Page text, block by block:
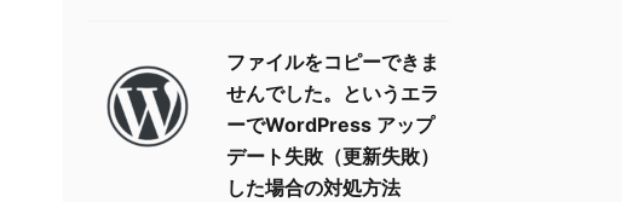
ファイルをコピーできま
せんでした。というエラ
ーでWordPress アップ
デート失敗（更新失敗）
した場合の対処方法